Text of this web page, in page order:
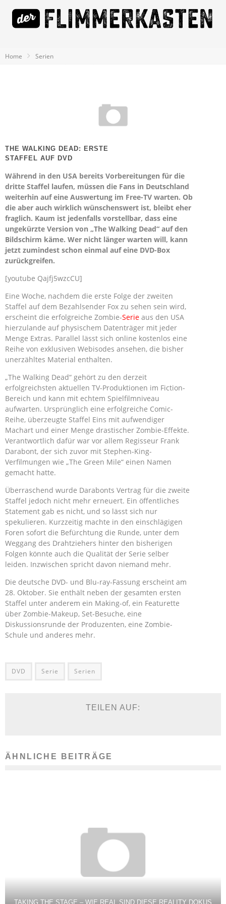
Home Serien
THE WALKING DEAD: ERSTE
STAFFEL AUF DVD
Während in den USA bereits Vorbereitungen für die
dritte Staffel laufen, müssen die Fans in Deutschland
weiterhin auf eine Auswertung im Free-TV warten. Ob
die aber auch wirklich wünschenswert ist, bleibt eher
fraglich. Kaum ist jedenfalls vorstellbar, dass eine
ungekürzte Version von „The Walking Dead“ auf den
Bildschirm käme. Wer nicht länger warten will, kann
jetzt zumindest schon einmal auf eine DVD-Box
zurückgreifen.
[youtube Qajfj5wzcCU]
Eine Woche, nachdem die erste Folge der zweiten
Staffel auf dem Bezahlsender Fox zu sehen sein wird,
erscheint die erfolgreiche Zombie-Serie aus den USA
hierzulande auf physischem Datenträger mit jeder
Menge Extras. Parallel lässt sich online kostenlos eine
Reihe von exklusiven Webisodes ansehen, die bisher
unerzähltes Material enthalten.
„The Walking Dead“ gehört zu den derzeit
erfolgreichsten aktuellen TV-Produktionen im Fiction-
Bereich und kann mit echtem Spielfilmniveau
aufwarten. Ursprünglich eine erfolgreiche Comic-
Reihe, überzeugte Staffel Eins mit aufwendiger
Machart und einer Menge drastischer Zombie-Effekte.
Verantwortlich dafür war vor allem Regisseur Frank
Darabont, der sich zuvor mit Stephen-King-
Verfilmungen wie „The Green Mile“ einen Namen
gemacht hatte.
Überraschend wurde Darabonts Vertrag für die zweite
Staffel jedoch nicht mehr erneuert. Ein öffentliches
Statement gab es nicht, und so lässt sich nur
spekulieren. Kurzzeitig machte in den einschlägigen
Foren sofort die Befürchtung die Runde, unter dem
Weggang des Drahtziehers hinter den bisherigen
Folgen könnte auch die Qualität der Serie selber
leiden. Inzwischen spricht davon niemand mehr.
Die deutsche DVD- und Blu-ray-Fassung erscheint am
28. Oktober. Sie enthält neben der gesamten ersten
Staffel unter anderem ein Making-of, ein Featurette
über Zombie-Makeup, Set-Besuche, eine
Diskussionsrunde der Produzenten, eine Zombie-
Schule und anderes mehr.
DVD Serie Serien
TEILEN AUF:
ÄHNLICHE BEITRÄGE
TAKING THE STAGE – WIE REAL SIND DIESE REALITY DOKUS